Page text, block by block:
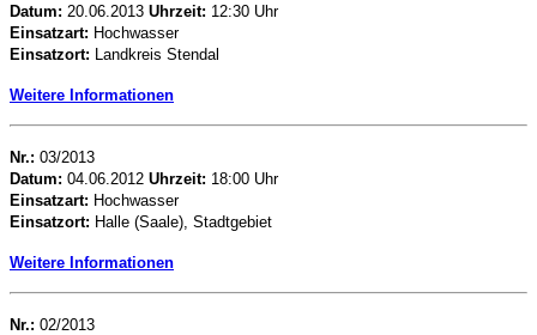
Datum: 20.06.2013 Uhrzeit: 12:30 Uhr
Einsatzart: Hochwasser
Einsatzort: Landkreis Stendal
Weitere Informationen
Nr.: 03/2013
Datum: 04.06.2012 Uhrzeit: 18:00 Uhr
Einsatzart: Hochwasser
Einsatzort: Halle (Saale), Stadtgebiet
Weitere Informationen
Nr.: 02/2013